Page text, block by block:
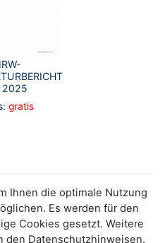
gratis
Ihnen die optimale Nutzung
Es werden für den
Cookies gesetzt. Weitere
den Datenschutzhinweisen.